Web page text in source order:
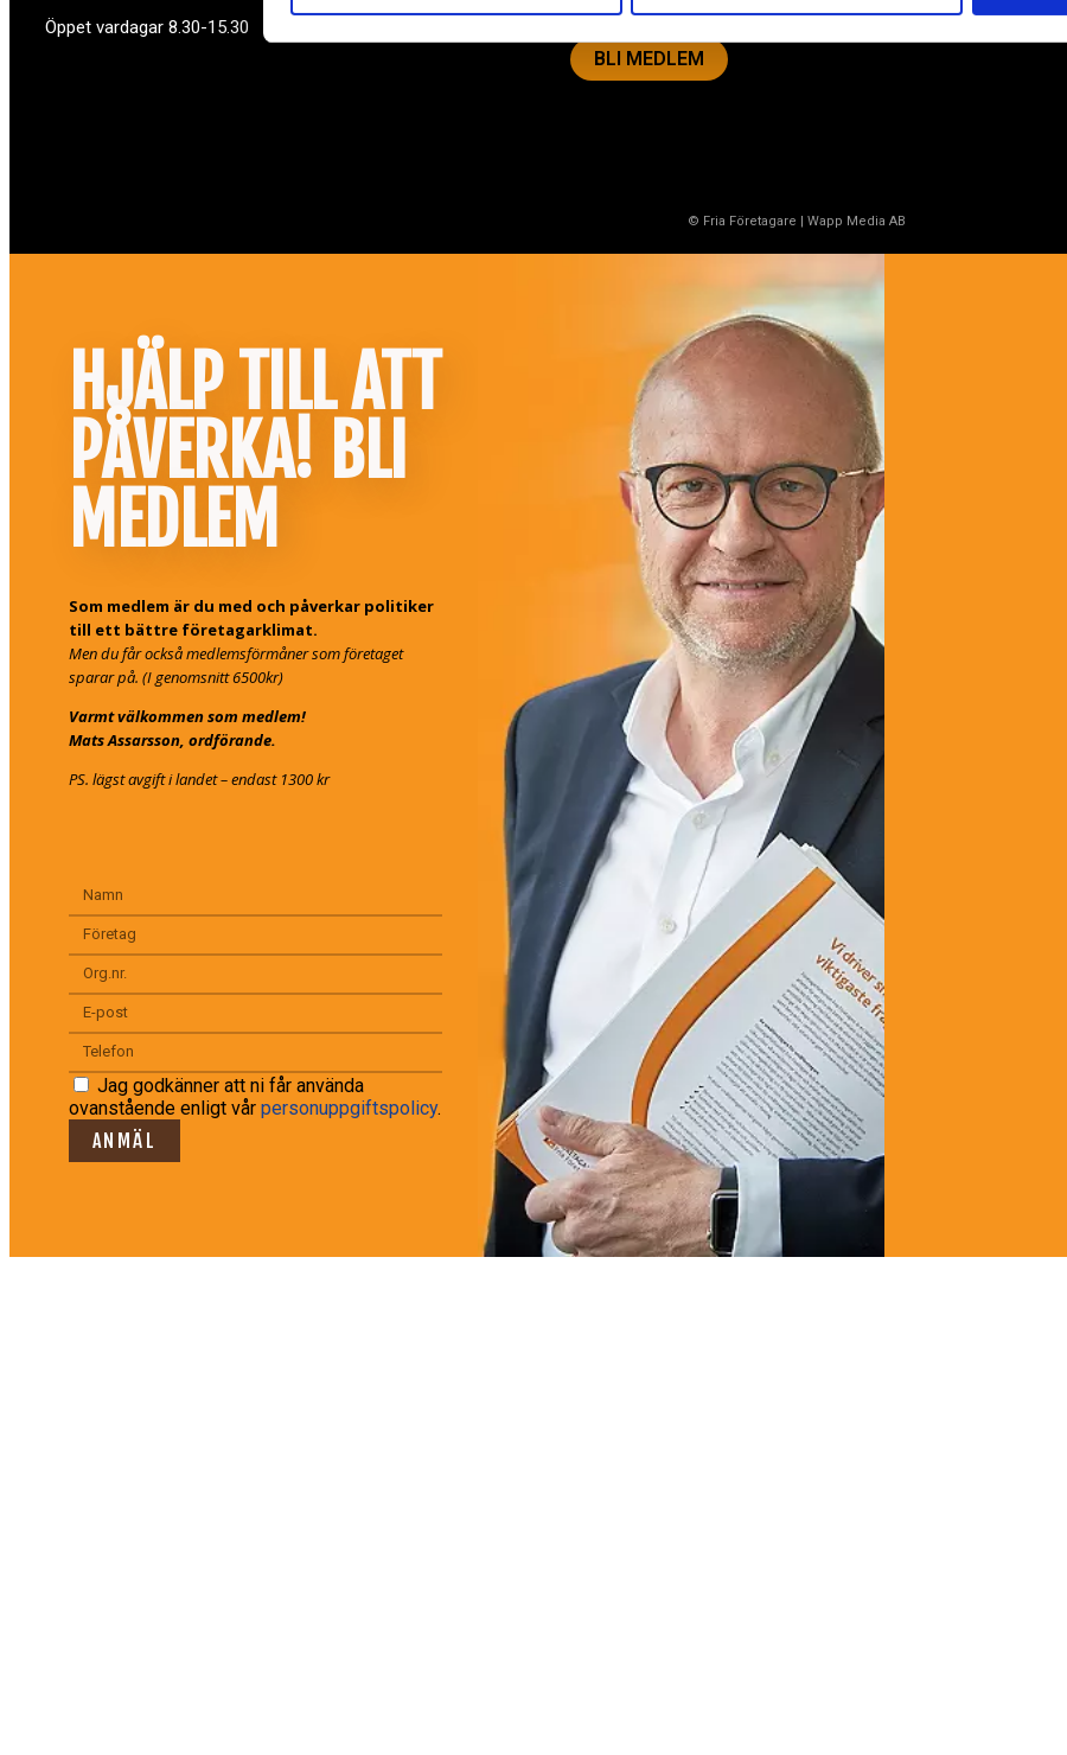
Öppet vardagar 8.30-15.30
BLI MEDLEM
© Fria Företagare | Wapp Media AB
HJÄLP TILL ATT
PÅVERKA! BLI
MEDLEM
Som medlem är du med och påverkar politiker
till ett bättre företagarklimat.
Men du får också medlemsförmåner som företaget
sparar på. (I genomsnitt 6500kr)
Varmt välkommen som medlem!
Mats Assarsson, ordförande.
PS. lägst avgift i landet – endast 1300 kr
Jag godkänner att ni får använda
ovanstående enligt vår personuppgiftspolicy.
ANMÄL